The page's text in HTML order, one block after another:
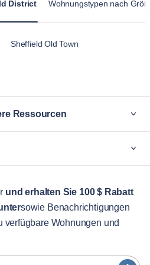
von Hotelunterkünften.
District Wohnungstypen nach
Sheffield Old Town
Ressourcen
und erhalten Sie 100 $ Rabatt
sowie Benachrichtigungen
verfügbare Wohnungen und